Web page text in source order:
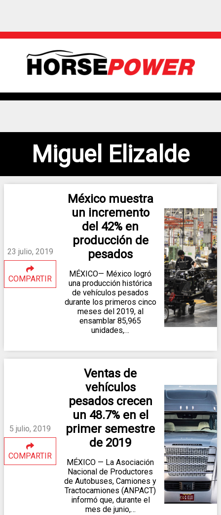
Miguel Elizalde
23 julio, 2019
COMPARTIR
México muestra
un incremento
del 42% en
producción de
pesados
MÉXICO— México logró
una producción histórica
de vehículos pesados
durante los primeros cinco
meses del 2019, al
ensamblar 85,965
unidades,…
5 julio, 2019
COMPARTIR
Ventas de
vehículos
pesados crecen
un 48.7% en el
primer semestre
de 2019
MÉXICO — La Asociación
Nacional de Productores
de Autobuses, Camiones y
Tractocamiones (ANPACT)
informó que, durante el
mes de junio,…